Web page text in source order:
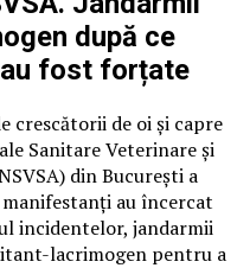
după ce
fost forțate
crescătorii de oi și capre
Sanitare Veterinare și
din București a
au încercat
incidentelor, jandarmii
lacrimogen pentru a